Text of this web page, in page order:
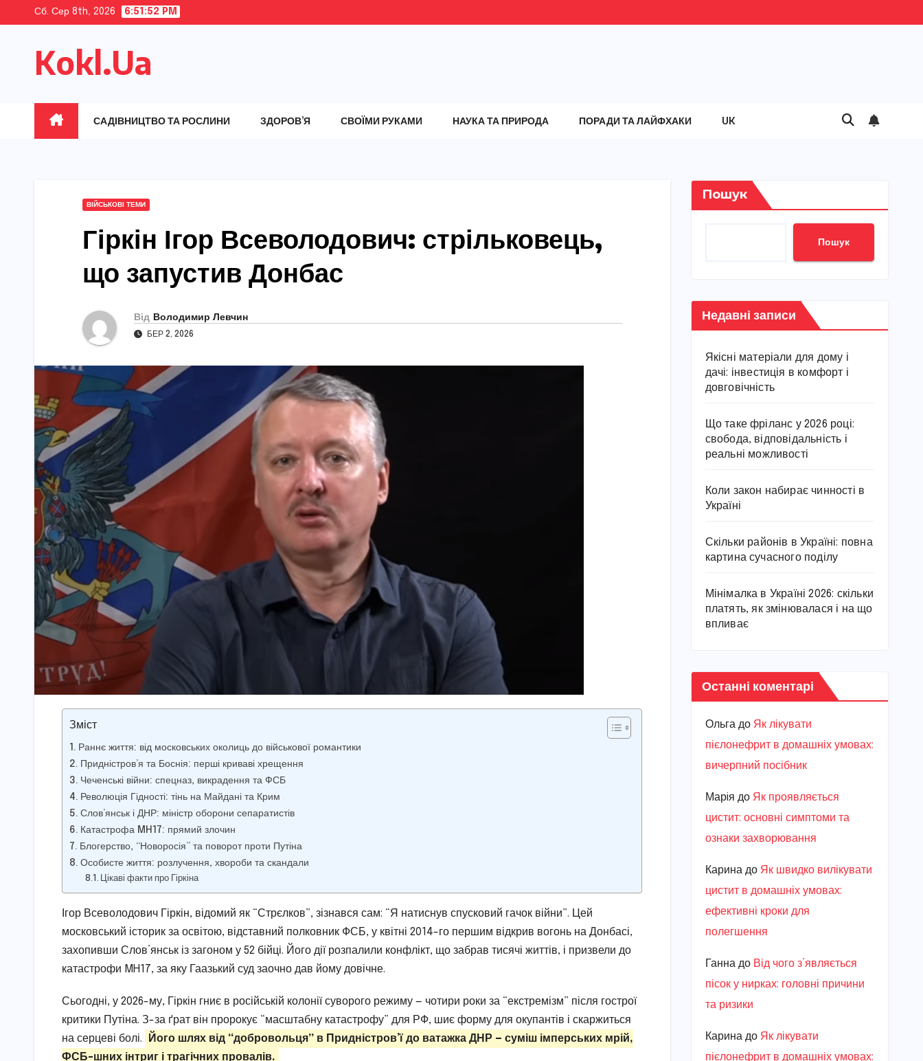
content
Сб. Сер 8th, 2026 6:51:53 PM
Kokl.Ua
САДІВНИЦТВО ТА РОСЛИНИ ЗДОРОВ’Я СВОЇМИ РУКАМИ НАУКА ТА ПРИРОДА ПОРАДИ ТА ЛАЙФХАКИ UK
ВІЙСЬКОВІ ТЕМИ
Гіркін Ігор Всеволодович: стрільковець,
що запустив Донбас
Від Володимир Левчин
БЕР 2, 2026
Зміст
Раннє життя: від московських околиць до військової романтики
Придністров’я та Боснія: перші криваві хрещення
Чеченські війни: спецназ, викрадення та ФСБ
Революція Гідності: тінь на Майдані та Крим
Слов’янськ і ДНР: міністр оборони сепаратистів
Катастрофа MH17: прямий злочин
Блогерство, “Новоросія” та поворот проти Путіна
Особисте життя: розлучення, хвороби та скандали
Цікаві факти про Гіркіна
Ігор Всеволодович Гіркін, відомий як “Стрєлков”, зізнався сам: “Я натиснув спусковий гачок війни”. Цей
московський історик за освітою, відставний полковник ФСБ, у квітні 2014-го першим відкрив вогонь на Донбасі,
захопивши Слов’янськ із загоном у 52 бійці. Його дії розпалили конфлікт, що забрав тисячі життів, і призвели до
катастрофи MH17, за яку Гаазький суд заочно дав йому довічне.
Сьогодні, у 2026-му, Гіркін гниє в російській колонії суворого режиму — чотири роки за “екстремізм” після гострої
критики Путіна. З-за ґрат він пророкує “масштабну катастрофу” для РФ, шиє форму для окупантів і скаржиться
на серцеві болі.
Його шлях від “добровольця” в Придністров’ї до ватажка ДНР — суміш імперських мрій,
ФСБ-шних інтриг і трагічних провалів.
Пошук
Пошук
Недавні записи
Якісні матеріали для дому і
дачі: інвестиція в комфорт і
довговічність
Що таке фріланс у 2026 році:
свобода, відповідальність і
реальні можливості
Коли закон набирає чинності в
Україні
Скільки районів в Україні: повна
картина сучасного поділу
Мінімалка в Україні 2026: скільки
платять, як змінювалася і на що
впливає
Останні коментарі
Ольгадо Як лікувати
пієлонефрит в домашніх умовах:
вичерпний посібник
Марiя до Як проявляється
цистит: основні симптоми та
ознаки захворювання
Каринадо Як швидко вилікувати
цистит в домашніх умовах:
ефективні кроки для
полегшення
Ганнадо Від чого з’являється
пісок у нирках: головні причини
та ризики
Каринадо Як лікувати
пієлонефрит в домашніх умовах: